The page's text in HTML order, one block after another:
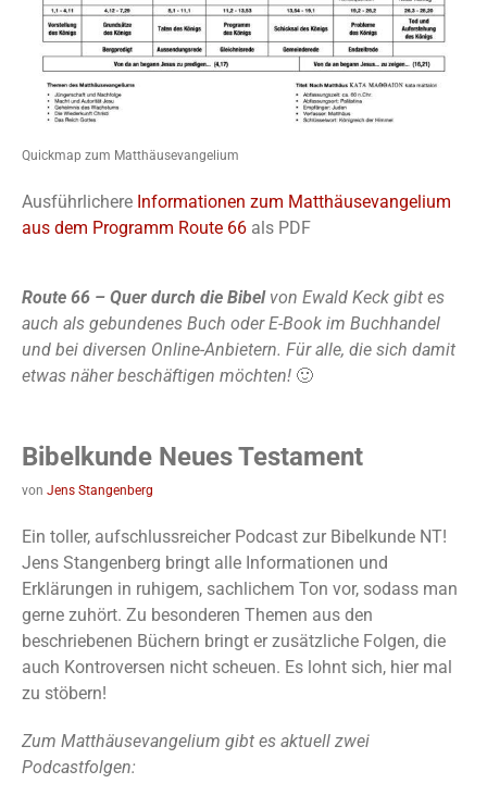
Quickmap zum Matthäusevangelium
Ausführlichere Informationen zum Matthäusevangelium
aus dem Programm Route 66 als PDF
Route 66 – Quer durch die Bibel von Ewald Keck gibt es
auch als gebundenes Buch oder E-Book im Buchhandel
und bei diversen Online-Anbietern. Für alle, die sich damit
etwas näher beschäftigen möchten! 🙂
Bibelkunde Neues Testament
von Jens Stangenberg
Ein toller, aufschlussreicher Podcast zur Bibelkunde NT!
Jens Stangenberg bringt alle Informationen und
Erklärungen in ruhigem, sachlichem Ton vor, sodass man
gerne zuhört. Zu besonderen Themen aus den
beschriebenen Büchern bringt er zusätzliche Folgen, die
auch Kontroversen nicht scheuen. Es lohnt sich, hier mal
zu stöbern!
Zum Matthäusevangelium gibt es aktuell zwei
Podcastfolgen: